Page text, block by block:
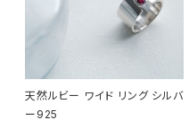
天然ルビー ワイド リング シルバ
ー925